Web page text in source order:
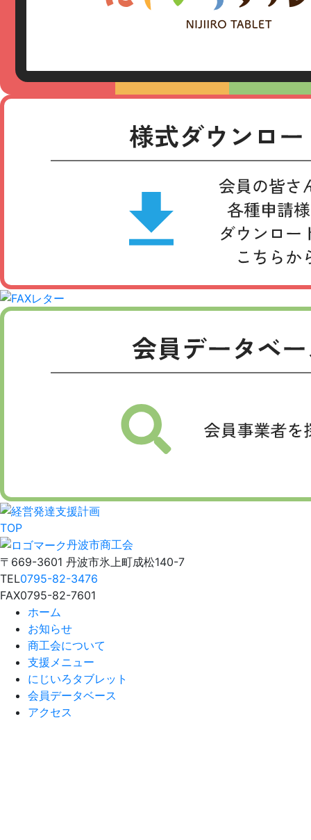
TOP
丹波市商工会
〒669-3601 丹波市氷上町成松140-7
TEL0795-82-3476
FAX0795-82-7601
ホーム
お知らせ
商工会について
支援メニュー
にじいろタブレット
会員データベース
アクセス